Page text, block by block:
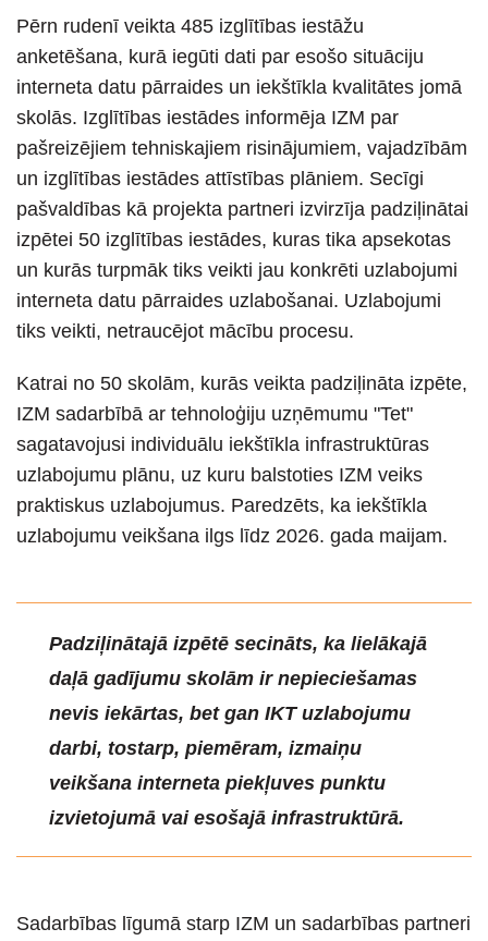
Pērn rudenī veikta 485 izglītības iestāžu
anketēšana, kurā iegūti dati par esošo situāciju
interneta datu pārraides un iekštīkla kvalitātes jomā
skolās. Izglītības iestādes informēja IZM par
pašreizējiem tehniskajiem risinājumiem, vajadzībām
un izglītības iestādes attīstības plāniem. Secīgi
pašvaldības kā projekta partneri izvirzīja padziļinātai
izpētei 50 izglītības iestādes, kuras tika apsekotas
un kurās turpmāk tiks veikti jau konkrēti uzlabojumi
interneta datu pārraides uzlabošanai. Uzlabojumi
tiks veikti, netraucējot mācību procesu.
Katrai no 50 skolām, kurās veikta padziļināta izpēte,
IZM sadarbībā ar tehnoloģiju uzņēmumu "Tet"
sagatavojusi individuālu iekštīkla infrastruktūras
uzlabojumu plānu, uz kuru balstoties IZM veiks
praktiskus uzlabojumus. Paredzēts, ka iekštīkla
uzlabojumu veikšana ilgs līdz 2026. gada maijam.
Padziļinātajā izpētē secināts, ka lielākajā
daļā gadījumu skolām ir nepieciešamas
nevis iekārtas, bet gan IKT uzlabojumu
darbi, tostarp, piemēram, izmaiņu
veikšana interneta piekļuves punktu
izvietojumā vai esošajā infrastruktūrā.
Sadarbības līgumā starp IZM un sadarbības partneri